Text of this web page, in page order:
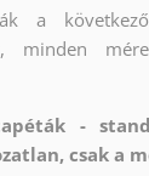
a
minden
-
csak a